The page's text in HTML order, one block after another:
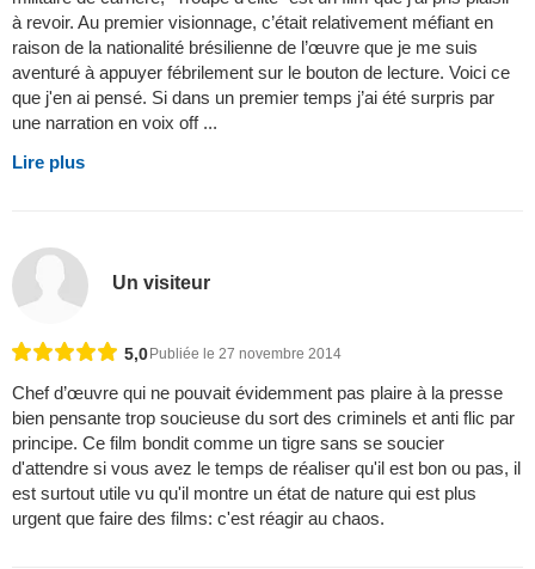
à revoir. Au premier visionnage, c’était relativement méfiant en
raison de la nationalité brésilienne de l’œuvre que je me suis
aventuré à appuyer fébrilement sur le bouton de lecture. Voici ce
que j'en ai pensé. Si dans un premier temps j’ai été surpris par
une narration en voix off ...
Lire plus
Un visiteur
5,0 Publiée le 27 novembre 2014
Chef d’œuvre qui ne pouvait évidemment pas plaire à la presse
bien pensante trop soucieuse du sort des criminels et anti flic par
principe. Ce film bondit comme un tigre sans se soucier
d'attendre si vous avez le temps de réaliser qu'il est bon ou pas, il
est surtout utile vu qu'il montre un état de nature qui est plus
urgent que faire des films: c'est réagir au chaos.